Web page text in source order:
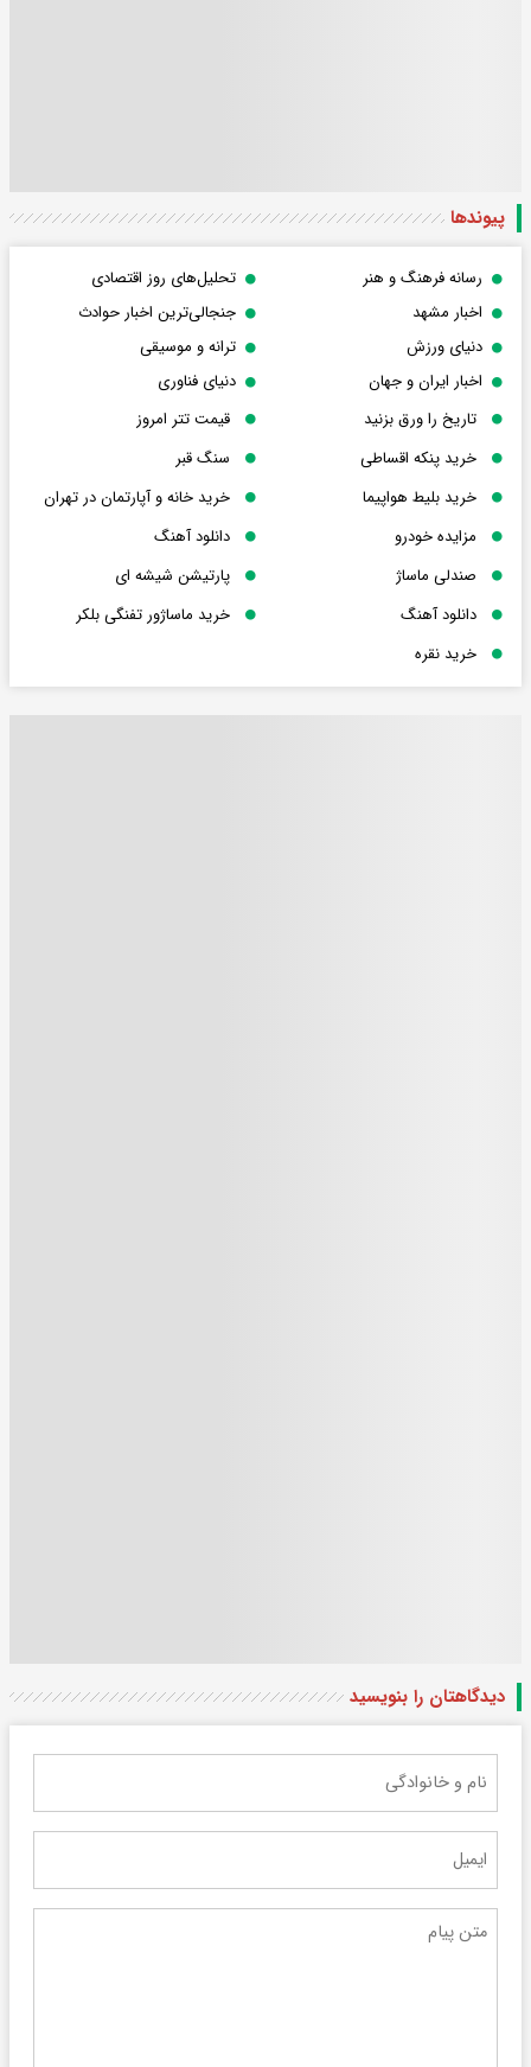
پیوندها
رسانه فرهنگ و هنر
تحلیل‌های روز اقتصادی
اخبار مشهد
جنجالی‌ترین اخبار حوادث
دنیای ورزش
ترانه و موسیقی
اخبار ایران و جهان
دنیای فناوری
تاریخ را ورق بزنید
قیمت تتر امروز
خرید پنکه اقساطی
سنگ قبر
خرید بلیط هواپیما
خرید خانه و آپارتمان در تهران
مزایده خودرو
دانلود آهنگ
صندلی ماساژ
پارتیشن شیشه ای
دانلود آهنگ
خرید ماساژور تفنگی بلکر
خرید نقره
دیدگاهتان را بنویسید